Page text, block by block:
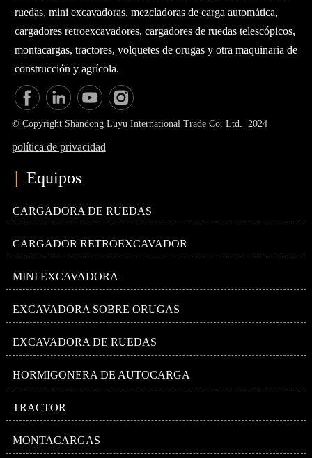
ruedas, mini excavadoras, mezcladoras de carga automática,
cargadores retroexcavadores, cargadores de ruedas telescópicos,
montacargas, tractores, volquetes de orugas y otra maquinaria de
construcción y agrícola.
© Copyright Shandong Luyu International Trade Co. Ltd. 2024
política de privacidad
| Equipos
CARGADORA DE RUEDAS
CARGADOR RETROEXCAVADOR
MINI EXCAVADORA
EXCAVADORA SOBRE ORUGAS
EXCAVADORA DE RUEDAS
HORMIGONERA DE AUTOCARGA
TRACTOR
MONTACARGAS